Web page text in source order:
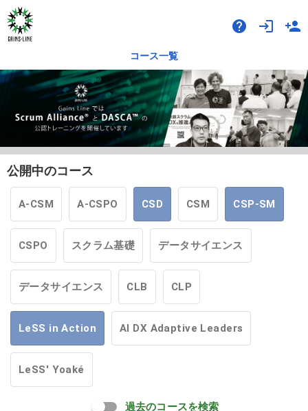
help login person_add
コース一覧
公開中のコース
A-CSM A-CSPO CSD CSM CSP-SM
CSPO スクラム基礎 データサイエンス
データサイエンス CLB CLP
LeSS in Action AI DX Adaptive Leaders
LeSS' Yoaké
過去のコースを検索